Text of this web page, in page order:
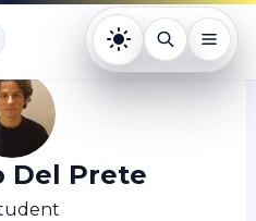
Tema: chiaro.
Del Prete